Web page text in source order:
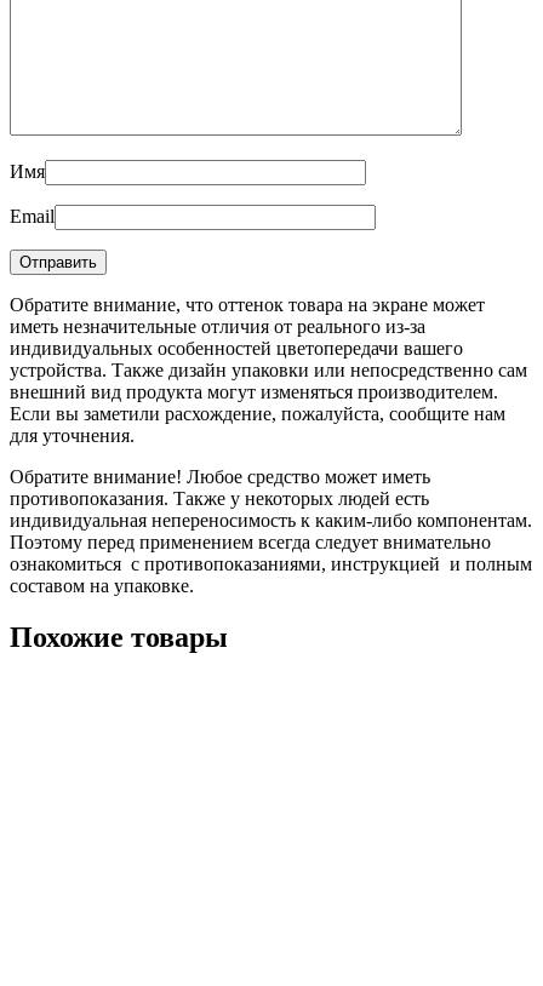
Имя
Email
Обратите внимание, что оттенок товара на экране может
иметь незначительные отличия от реального из-за
индивидуальных особенностей цветопередачи вашего
устройства. Также дизайн упаковки или непосредственно сам
внешний вид продукта могут изменяться производителем.
Если вы заметили расхождение, пожалуйста, сообщите нам
для уточнения.
Обратите внимание! Любое средство может иметь
противопоказания. Также у некоторых людей есть
индивидуальная непереносимость к каким-либо компонентам.
Поэтому перед применением всегда следует внимательно
ознакомиться с противопоказаниями, инструкцией и полным
составом на упаковке.
Похожие товары